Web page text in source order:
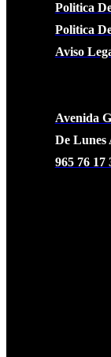
Politica
Politica
Aviso
Avenida
De Lunes
965 76 17